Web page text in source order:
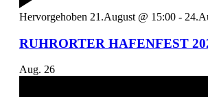
Hervorgehoben 21.August @ 15:00 -
RUHRORTER HAFENFEST
Aug. 26